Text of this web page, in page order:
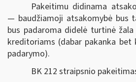
Pakeitimu didinama
— baudžiamoji atsakomybė bus
bus padaroma didelė turtinė
kreditoriams (dabar pakanka
padarymo).
BK 212 straipsnio